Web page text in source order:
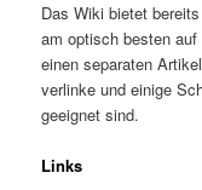
Das Wiki bietet
am optisch besten
einen separaten
verlinke und einige
geeignet sind.
Links